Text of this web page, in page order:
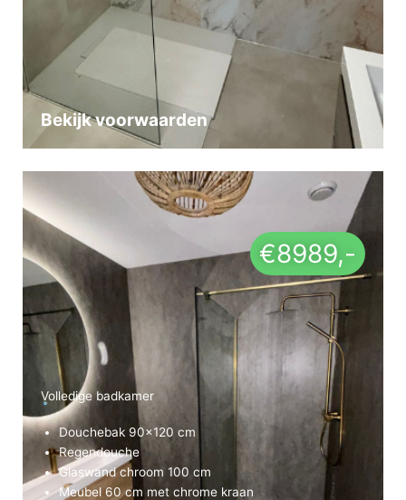
Bekijk voorwaarden
Volledige badkamer
€8989,-
Douchebak 90×120 cm
Regendouche
Glaswand chroom 100 cm
Meubel 60 cm met chrome kraan